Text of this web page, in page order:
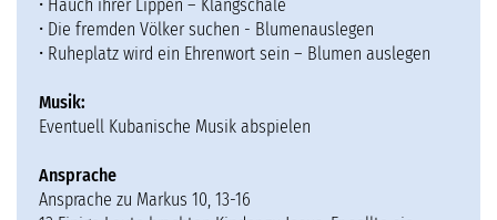
• Hauch ihrer Lippen – Klangschale
• Die fremden Völker suchen - Blumenauslegen
• Ruheplatz wird ein Ehrenwort sein – Blumen auslegen
Musik:
Eventuell Kubanische Musik abspielen
Ansprache
Ansprache zu Markus 10, 13-16